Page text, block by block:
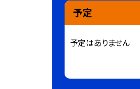
予定
予定はありません